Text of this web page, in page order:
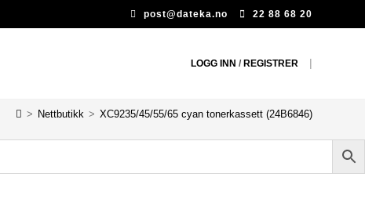
post@dateka.no 22 88 68 20
LOGG INN / REGISTRER |
> Nettbutikk > XC9235/45/55/65 cyan tonerkassett (24B6846)